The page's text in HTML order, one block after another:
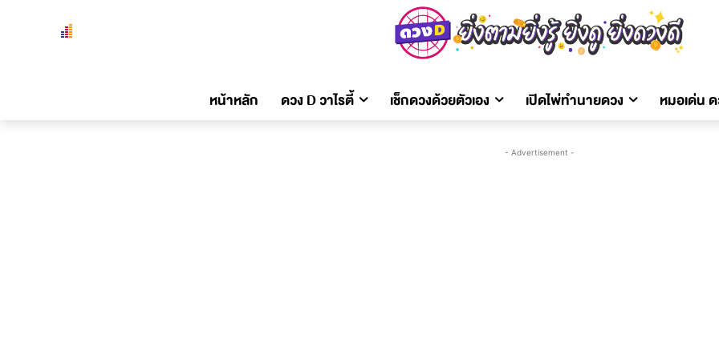
หน้าหลัก ดวง D วาไรตี้ เช็กดวงด้วยตัวเอง เปิดไพ่ทำนายดวง หมอเด่น
- Advertisement -